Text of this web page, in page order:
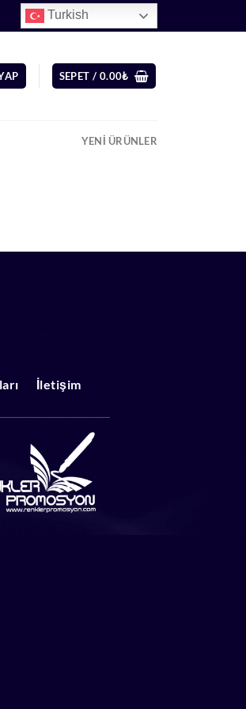
Turkish
SEPET / 0.00₺
YENI ÜRÜNLER
İletişim